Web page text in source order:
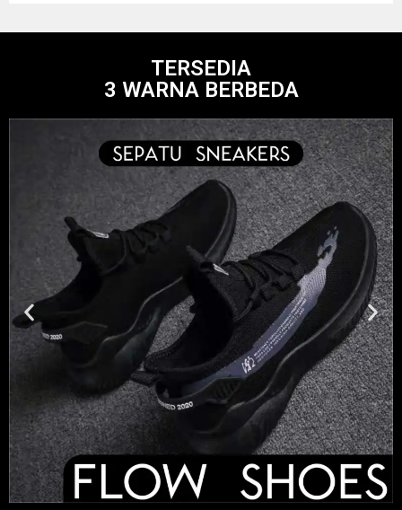
TERSEDIA
3 WARNA BERBEDA